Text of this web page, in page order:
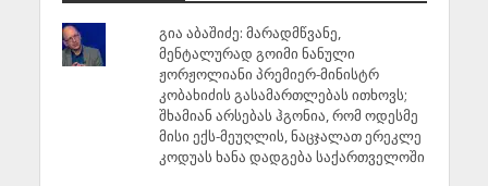
გია აბაშიძე: მარადმწვანე,
მენტალურად გოიმი ნანული
ჟორჟოლიანი პრემიერ-მინისტრ
კობახიძის გასამართლებას ითხოვს;
შხამიან არსებას ჰგონია, რომ ოდესმე
მისი ექს-მეუღლის, ნაცჯალათ ერეკლე
კოდუას ხანა დადგება საქართველოში